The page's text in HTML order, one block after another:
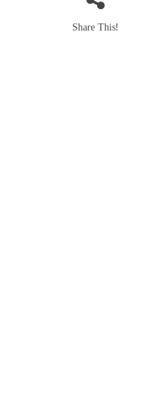
Share This!